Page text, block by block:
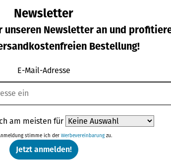
einer eleganten Ankerkette mit 42 cm
zu besonderen Anlässen.
silber rhodiniert oder warm vergoldet.
Weitere Produkte
Newsletter
unseren Newsletter an und
Bestellung!
E-Mail-Adresse
am meisten für
stimme ich der Werbevereinbarungzu.
Jetzt anmelden!